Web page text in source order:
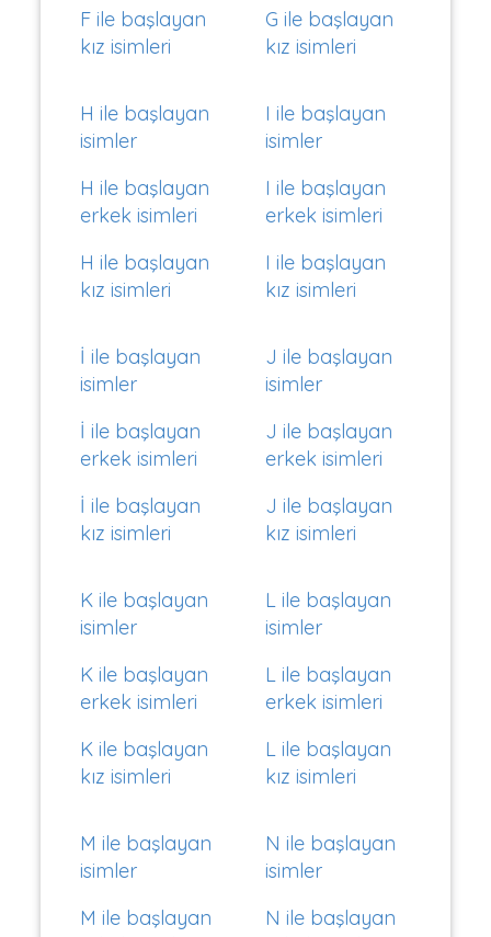
F ile başlayan
kız isimleri
G ile başlayan
kız isimleri
H ile başlayan
isimler
H ile başlayan
erkek isimleri
H ile başlayan
kız isimleri
I ile başlayan
isimler
I ile başlayan
erkek isimleri
I ile başlayan
kız isimleri
İ ile başlayan
isimler
İ ile başlayan
erkek isimleri
İ ile başlayan
kız isimleri
J ile başlayan
isimler
J ile başlayan
erkek isimleri
J ile başlayan
kız isimleri
K ile başlayan
isimler
K ile başlayan
erkek isimleri
K ile başlayan
kız isimleri
L ile başlayan
isimler
L ile başlayan
erkek isimleri
L ile başlayan
kız isimleri
M ile başlayan
isimler
M ile başlayan
N ile başlayan
isimler
N ile başlayan